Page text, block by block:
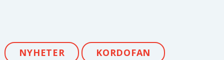
NYHETER KORDOFAN